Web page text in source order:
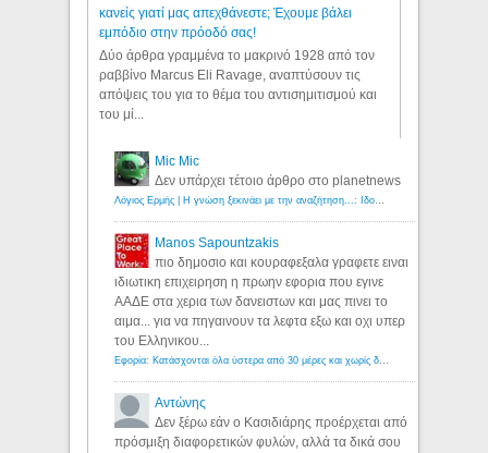
κανείς γιατί μας απεχθάνεστε; Έχουμε βάλει
εμπόδιο στην πρόοδό σας!
Δύο άρθρα γραμμένα το μακρινό 1928 από τον
ραββίνο Marcus Eli Ravage, αναπτύσουν τις
απόψεις του για το θέμα του αντισημιτισμού και
του μί...
Mic Mic
Δεν υπάρχει τέτοιο άρθρο στο planetnews
Λόγιος Ερμής | Η γνώση ξεκινάει με την αναζήτηση...: Ιδού οι 18 που χρωστούν 11 δις ευρώ!
Manos Sapountzakis
πιο δημοσιο και κουραφεξαλα γραφετε ειναι
ιδιωτικη επιχειρηση η πρωην εφορια που εγινε
ΑΑΔΕ στα χερια των δανειστων και μας πινει το
αιμα... για να πηγαινουν τα λεφτα εξω και οχι υπερ
του Ελληνικου...
Εφορία: Κατάσχονται όλα ύστερα από 30 μέρες και χωρίς δικαστικές αποφάσεις - Λόγιος Ερμής
Αντώνης
Δεν ξέρω εάν ο Κασιδιάρης προέρχεται από
πρόσμιξη διαφορετικών φυλών, αλλά τα δικά σου